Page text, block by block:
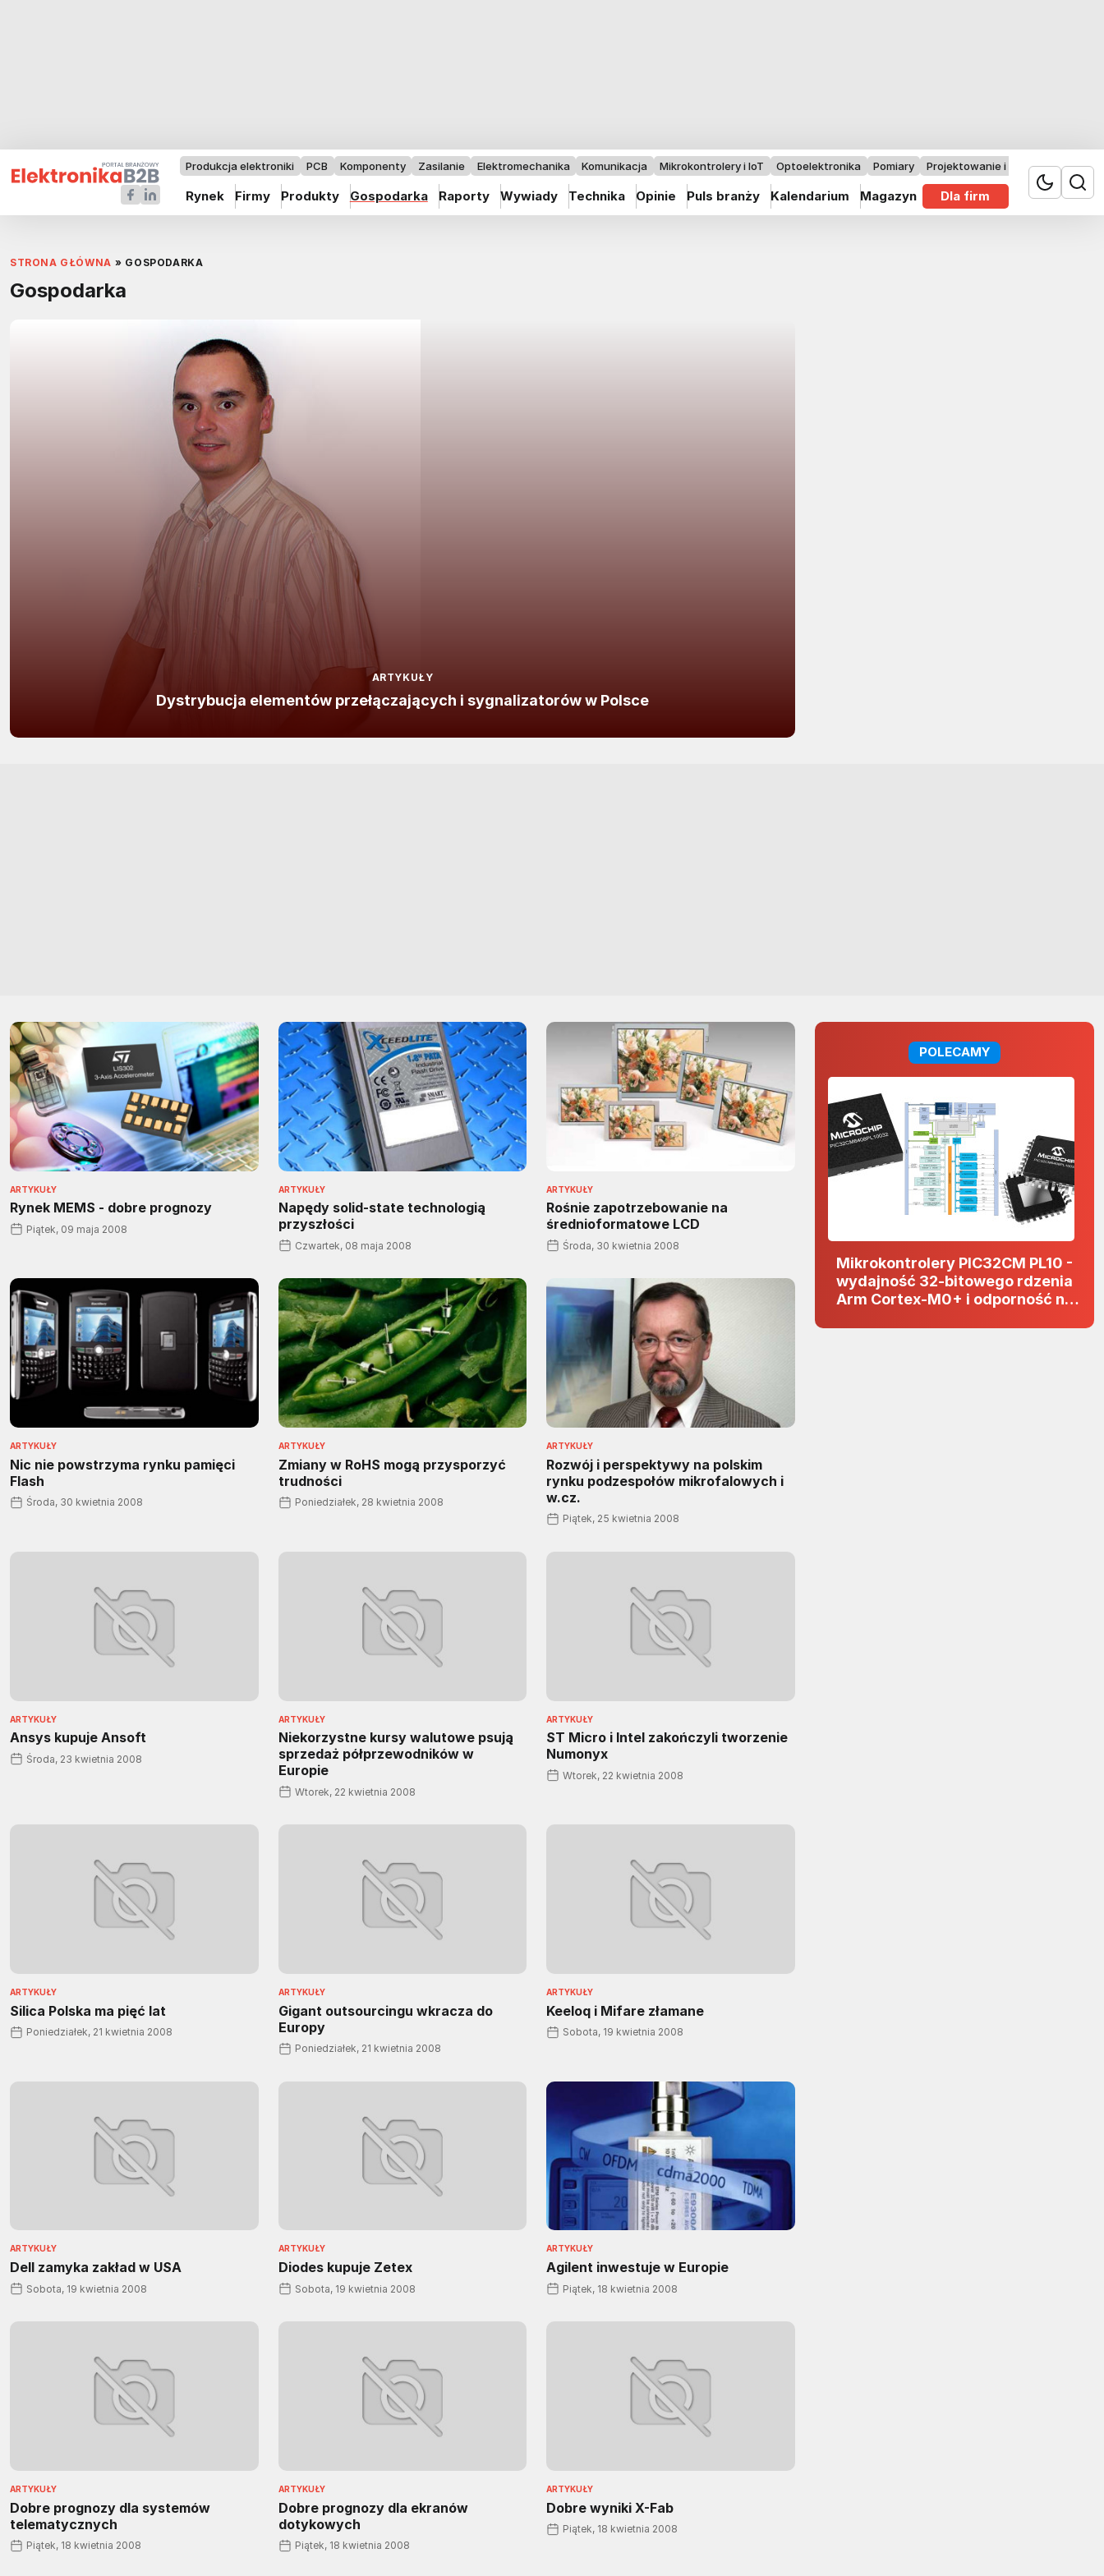
Produkcja elektroniki PCB Komponenty Zasilanie Elektromechanika Komunikacja Mikrokontrolery i IoT Optoelektronika Pomiary Projektowanie i badania
Rynek Firmy Produkty Gospodarka Raporty Wywiady Technika Opinie Puls branży Kalendarium Magazyn Dla firm
STRONA GŁÓWNA » GOSPODARKA
Gospodarka
ARTYKUŁY
Dystrybucja elementów przełączających i sygnalizatorów w Polsce
ARTYKUŁY
Rynek MEMS - dobre prognozy
Piątek, 09 maja 2008
ARTYKUŁY
Napędy solid-state technologią
przyszłości
Czwartek, 08 maja 2008
ARTYKUŁY
Rośnie zapotrzebowanie na
średnioformatowe LCD
Środa, 30 kwietnia 2008
ARTYKUŁY
Nic nie powstrzyma rynku pamięci
Flash
Środa, 30 kwietnia 2008
ARTYKUŁY
Zmiany w RoHS mogą przysporzyć
trudności
Poniedziałek, 28 kwietnia 2008
ARTYKUŁY
Rozwój i perspektywy na polskim
rynku podzespołów mikrofalowych i
w.cz.
Piątek, 25 kwietnia 2008
ARTYKUŁY
Ansys kupuje Ansoft
Środa, 23 kwietnia 2008
ARTYKUŁY
Niekorzystne kursy walutowe psują
sprzedaż półprzewodników w
Europie
Wtorek, 22 kwietnia 2008
ARTYKUŁY
ST Micro i Intel zakończyli tworzenie
Numonyx
Wtorek, 22 kwietnia 2008
ARTYKUŁY
Silica Polska ma pięć lat
Poniedziałek, 21 kwietnia 2008
ARTYKUŁY
Gigant outsourcingu wkracza do
Europy
Poniedziałek, 21 kwietnia 2008
ARTYKUŁY
Keeloq i Mifare złamane
Sobota, 19 kwietnia 2008
ARTYKUŁY
Dell zamyka zakład w USA
Sobota, 19 kwietnia 2008
ARTYKUŁY
Diodes kupuje Zetex
Sobota, 19 kwietnia 2008
ARTYKUŁY
Agilent inwestuje w Europie
Piątek, 18 kwietnia 2008
ARTYKUŁY
Dobre prognozy dla systemów
telematycznych
Piątek, 18 kwietnia 2008
ARTYKUŁY
Dobre prognozy dla ekranów
dotykowych
Piątek, 18 kwietnia 2008
ARTYKUŁY
Dobre wyniki X-Fab
Piątek, 18 kwietnia 2008
POLECAMY
Mikrokontrolery PIC32CM PL10 -
wydajność 32-bitowego rdzenia
Arm Cortex-M0+ i odporność na